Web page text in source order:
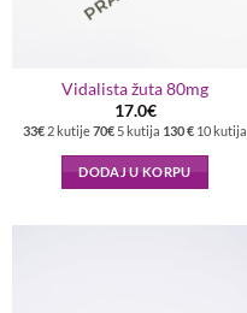
Vidalista žuta 80mg
17.0€
33€ 2 kutije70€ 5 kutija 130 € 10 kutija
DODAJ U KORPU